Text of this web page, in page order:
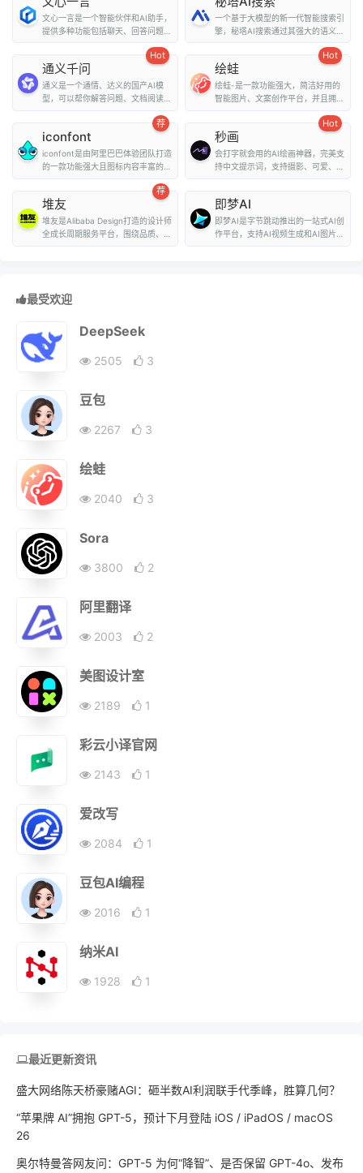
文心一言是一个智能伙伴和AI助手，
提供多种功能包括聊天、回答问题、
一个基于大模型的新一代智能搜索引
擎，秘塔AI搜索通过其强大的语义理
Hot
通义千问
通义是一个通情、达义的国产AI模
型，可以帮你解答问题、文档阅读、
Hot
绘蛙
绘蛙-是一款功能强大，简洁好用的
智能图片、文案创作平台，并且拥有
荐
iconfont
iconfont是由阿里巴巴体验团队打造
的一款功能强大且图标内容丰富的矢
Hot
秒画
会打字就会用的AI绘画神器，完美支
持中文提示词，支持摄影、可爱、精
荐
堆友
堆友是Alibaba Design打造的设计师
全成长周期服务平台，围绕品质、效
即梦AI
即梦AI是字节跳动推出的一站式AI创
作平台，支持AI视频生成和AI图片生
最受欢迎
DeepSeek
2505 3
豆包
2267 3
绘蛙
2040 3
Sora
3800 2
阿里翻译
2003 2
美图设计室
2189 1
彩云小译官网
2143 1
爱改写
2084 1
豆包AI编程
2016 1
纳米AI
1928 1
最近更新资讯
盛大网络陈天桥豪赌AGI：砸半数AI利润联手代季峰，胜算几何？
“苹果牌 AI”拥抱 GPT-5，预计下月登陆 iOS / iPadOS / macOS
26
奥尔特曼答网友问：GPT-5 为何“降智”、是否保留 GPT-4o、发布